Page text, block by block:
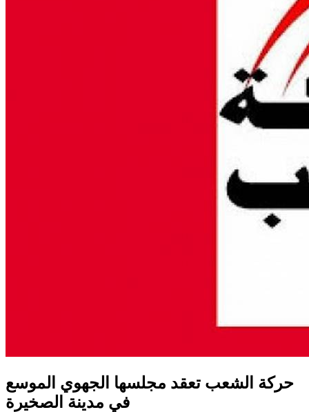
حركة الشعب تعقد مجلسها الجهوي الموسع
في مدينة الصخيرة